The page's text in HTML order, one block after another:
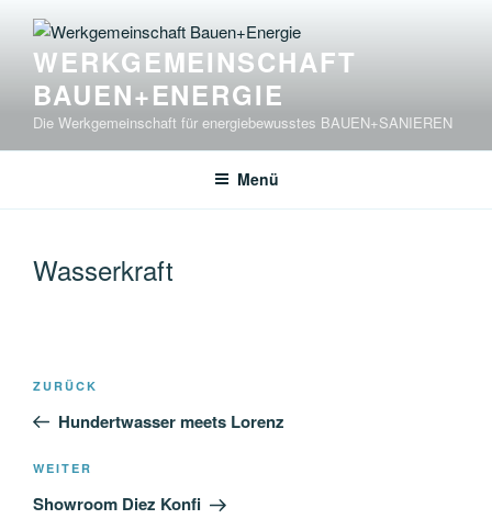
Inhalt
springenWERKGEMEINSCHAFT
BAUEN+ENERGIE
Die Werkgemeinschaft für energiebewusstes BAUEN+SANIEREN
Menü
Wasserkraft
Beitragsnavigation
Vorheriger
Beitrag
ZURÜCK
Hundertwasser meets Lorenz
Nächster
Beitrag
WEITER
Showroom Diez Konfi